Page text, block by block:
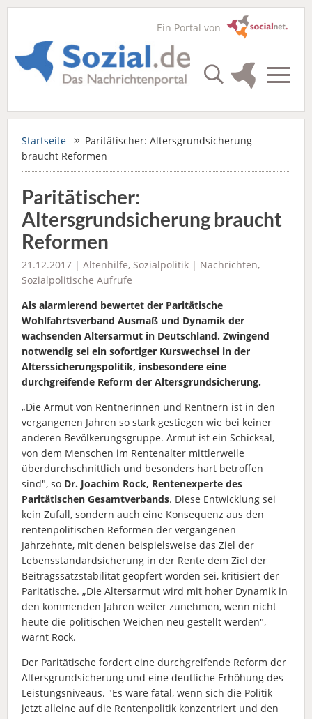
Ein Portal von
Startseite
Paritätischer: Altersgrundsicherung
braucht Reformen
Paritätischer:
Altersgrundsicherung braucht
Reformen
21.12.2017 | Altenhilfe, Sozialpolitik | Nachrichten,
Sozialpolitische Aufrufe
Als alarmierend bewertet der Paritätische
Wohlfahrtsverband Ausmaß und Dynamik der
wachsenden Altersarmut in Deutschland. Zwingend
notwendig sei ein sofortiger Kurswechsel in der
Alterssicherungspolitik, insbesondere eine
durchgreifende Reform der Altersgrundsicherung.
„Die Armut von Rentnerinnen und Rentnern ist in den
vergangenen Jahren so stark gestiegen wie bei keiner
anderen Bevölkerungsgruppe. Armut ist ein Schicksal,
von dem Menschen im Rentenalter mittlerweile
überdurchschnittlich und besonders hart betroffen
sind", so Dr. Joachim Rock, Rentenexperte des
Paritätischen Gesamtverbands. Diese Entwicklung sei
kein Zufall, sondern auch eine Konsequenz aus den
rentenpolitischen Reformen der vergangenen
Jahrzehnte, mit denen beispielsweise das Ziel der
Lebensstandardsicherung in der Rente dem Ziel der
Beitragssatzstabilität geopfert worden sei, kritisiert der
Paritätische. „Die Altersarmut wird mit hoher Dynamik in
den kommenden Jahren weiter zunehmen, wenn nicht
heute die politischen Weichen neu gestellt werden",
warnt Rock.
Der Paritätische fordert eine durchgreifende Reform der
Altersgrundsicherung und eine deutliche Erhöhung des
Leistungsniveaus. "Es wäre fatal, wenn sich die Politik
jetzt alleine auf die Rentenpolitik konzentriert und den